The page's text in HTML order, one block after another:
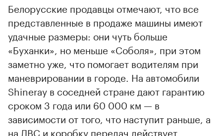
Белорусские продавцы отмечают, что все
представленные в продаже машины имеют
удачные размеры: они чуть больше
«Буханки», но меньше «Соболя», при этом
заметно уже, что помогает водителям при
маневрировании в городе. На автомобили
Shineray в соседней стране дают гарантию
сроком 3 года или 60 000 км — в
зависимости от того, что наступит раньше, а
на ДВС и коробку передач действует